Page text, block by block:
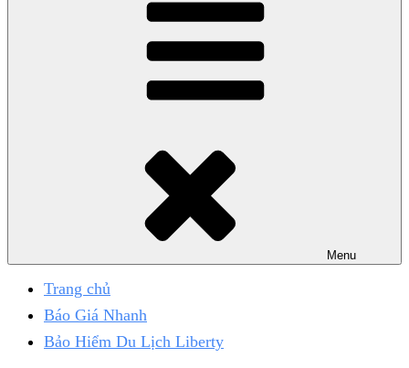
Menu
Trang chủ
Báo Giá Nhanh
Bảo Hiểm Du Lịch Liberty